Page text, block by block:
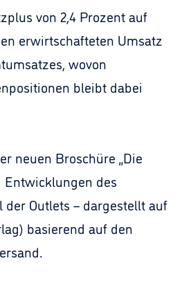
von 2,4 Prozent auf
erwirtschafteten Umsatz
wovon
bleibt dabei
neuen Broschüre „Die
Entwicklungen des
Outlets – dargestellt auf
basierend auf den